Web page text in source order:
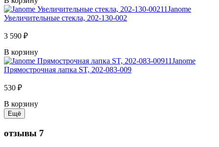
Janome
Увеличительные стекла, 202-130-002
3 590 ₽
В корзину
Janome
Прямострочная лапка ST, 202-083-009
530 ₽
В корзину
отзывы 7